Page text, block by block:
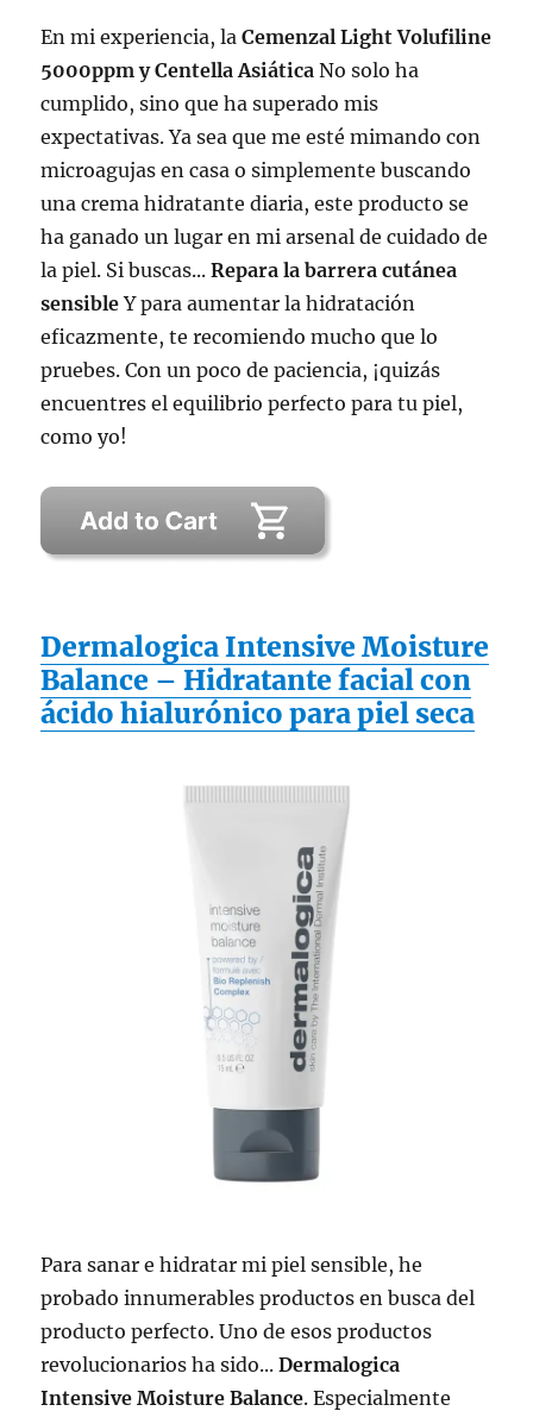
En mi experiencia, laCemenzal Light Volufiline
5000ppm y Centella Asiática No solo ha
cumplido, sino que ha superado mis
expectativas. Ya sea que me esté mimando con
microagujas en casa o simplemente buscando
una crema hidratante diaria, este producto se
ha ganado un lugar en mi arsenal de cuidado de
la piel. Si buscas...Repara la barrera cutánea
sensibleY para aumentar la hidratación
eficazmente, te recomiendo mucho que lo
pruebes. Con un poco de paciencia, ¡quizás
encuentres el equilibrio perfecto para tu piel,
como yo!
Dermalogica Intensive Moisture
Balance – Hidratante facial con
ácido hialurónico para piel seca
Para sanar e hidratar mi piel sensible, he
probado innumerables productos en busca del
producto perfecto. Uno de esos productos
revolucionarios ha sido...Dermalogica
Intensive Moisture Balance. Especialmente